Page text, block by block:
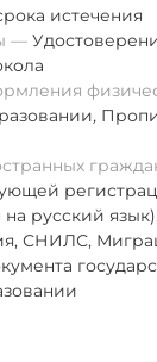
истечения
,
русский
СНИЛС,